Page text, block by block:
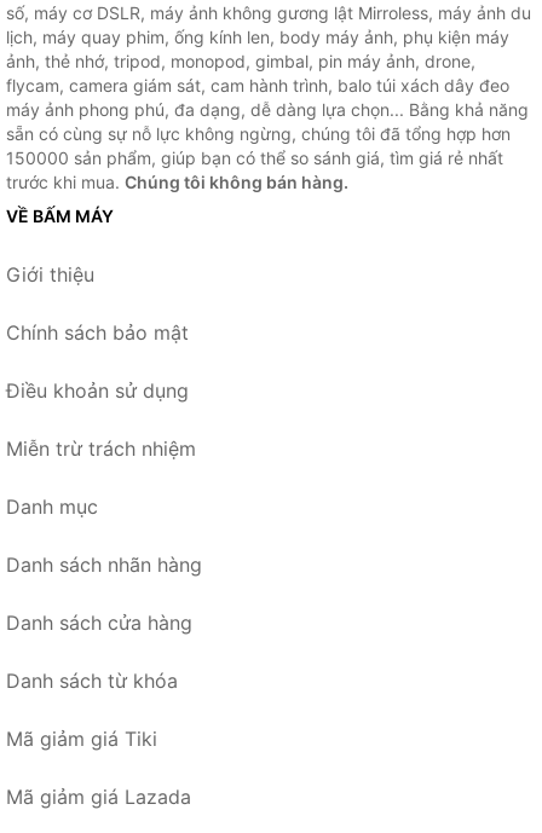
số, máy cơ DSLR, máy ảnh không gương lật Mirroless, máy ảnh du
lịch, máy quay phim, ống kính len, body máy ảnh, phụ kiện máy
ảnh, thẻ nhớ, tripod, monopod, gimbal, pin máy ảnh, drone,
flycam, camera giám sát, cam hành trình, balo túi xách dây đeo
máy ảnh phong phú, đa dạng, dễ dàng lựa chọn... Bằng khả năng
sẵn có cùng sự nỗ lực không ngừng, chúng tôi đã tổng hợp hơn
150000 sản phẩm, giúp bạn có thể so sánh giá, tìm giá rẻ nhất
trước khi mua. Chúng tôi không bán hàng.
VỀ BẤM MÁY
Giới thiệu
Chính sách bảo mật
Điều khoản sử dụng
Miễn trừ trách nhiệm
Danh mục
Danh sách nhãn hàng
Danh sách cửa hàng
Danh sách từ khóa
Mã giảm giá Tiki
Mã giảm giá Lazada